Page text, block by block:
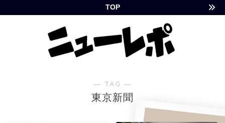
TOP
― TAG ―
東京新聞